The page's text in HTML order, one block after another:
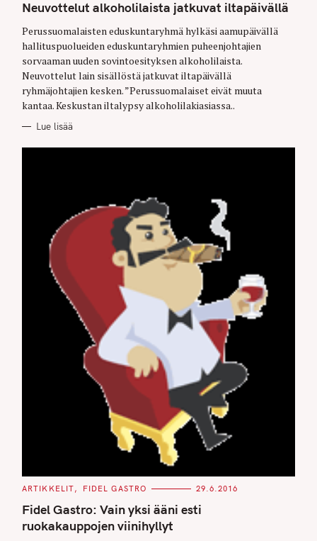
T
E
O
R
I
S
Neuvottelut alkoholilaista jatkuvat iltapäivällä
Perussuomalaisten eduskuntaryhmä hylkäsi aamupäivällä
hallituspuolueiden eduskuntaryhmien puheenjohtajien
sorvaaman uuden sovintoesityksen alkoholilaista.
Neuvottelut lain sisällöstä jatkuvat iltapäivällä
ryhmäjohtajien kesken. ”Perussuomalaiset eivät muuta
kantaa. Keskustan iltalypsy alkoholilakiasiassa..
Lue lisää
C
T
E
G
O
ARTIKKELIT FIDEL GASTRO 29.6.2016
Fidel Gastro: Vain yksi ääni esti
ruokakauppojen viinihyllyt